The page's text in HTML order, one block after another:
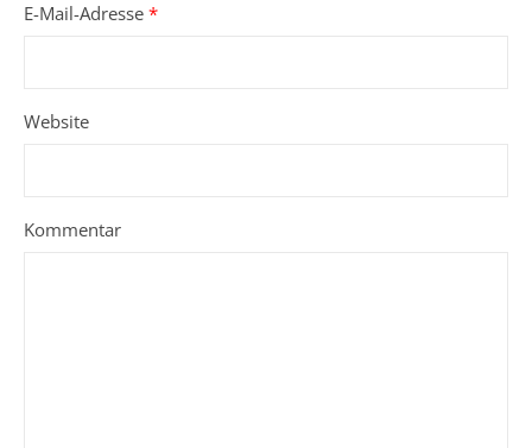
E-Mail-Adresse *
Website
Kommentar